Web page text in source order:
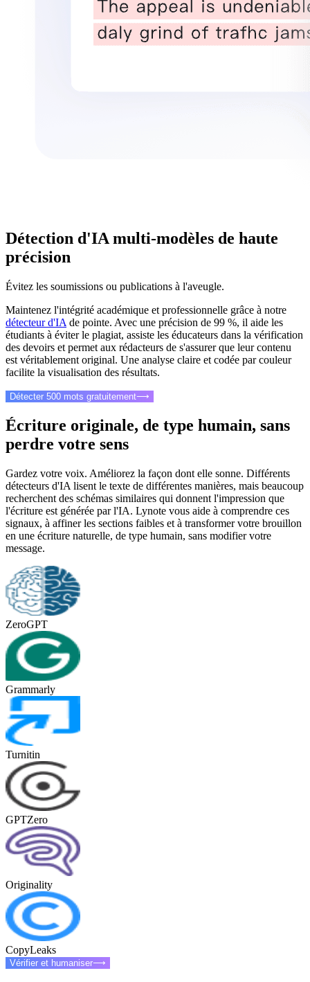
Détection d'IA multi-modèles de haute
précision
Évitez les soumissions ou publications à l'aveugle.
Maintenez l'intégrité académique et professionnelle grâce à notre
détecteur d'IA de pointe. Avec une précision de 99 %, il aide les
étudiants à éviter le plagiat, assiste les éducateurs dans la vérification
des devoirs et permet aux rédacteurs de s'assurer que leur contenu
est véritablement original. Une analyse claire et codée par couleur
facilite la visualisation des résultats.
Détecter 500 mots gratuitement⟶
Écriture originale, de type humain, sans
perdre votre sens
Gardez votre voix. Améliorez la façon dont elle sonne. Différents
détecteurs d'IA lisent le texte de différentes manières, mais beaucoup
recherchent des schémas similaires qui donnent l'impression que
l'écriture est générée par l'IA. Lynote vous aide à comprendre ces
signaux, à affiner les sections faibles et à transformer votre brouillon
en une écriture naturelle, de type humain, sans modifier votre
message.
ZeroGPT
Grammarly
Turnitin
GPTZero
Originality
CopyLeaks
Vérifier et humaniser⟶